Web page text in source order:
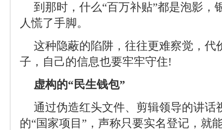
到那时，什么“百万补贴”都是泡影，
人慌了手脚。
这种隐蔽的陷阱，往往更难察觉，代
子，自己的信息也要牢牢守住!
虚构的“民生钱包”
通过伪造红头文件、剪辑领导的讲话
的“国家项目”，声称只要实名登记，就